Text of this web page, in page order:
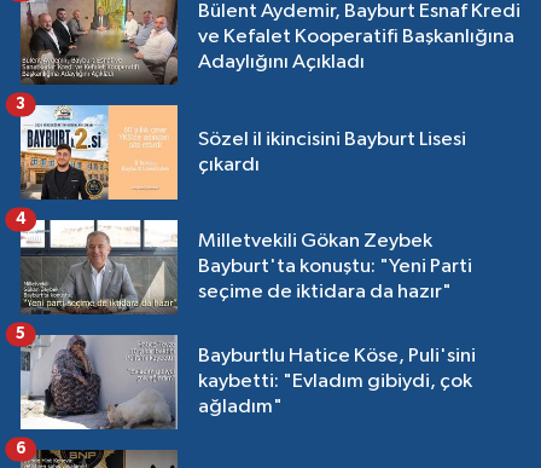
Bülent Aydemir, Bayburt Esnaf Kredi
ve Kefalet Kooperatifi Başkanlığına
Adaylığını Açıkladı
Sözel il ikincisini Bayburt Lisesi
çıkardı
3
Milletvekili Gökan Zeybek
Bayburt'ta konuştu: "Yeni Parti
seçime de iktidara da hazır"
4
Bayburtlu Hatice Köse, Puli'sini
kaybetti: "Evladım gibiydi, çok
ağladım"
5
6